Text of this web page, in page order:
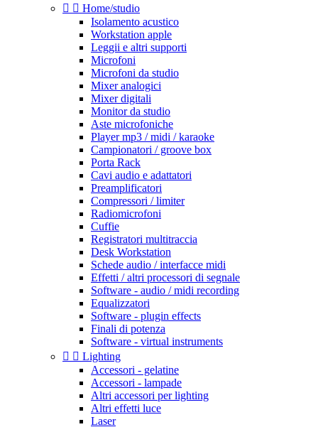
  Home/studio
Isolamento acustico
Workstation apple
Leggii e altri supporti
Microfoni
Microfoni da studio
Mixer analogici
Mixer digitali
Monitor da studio
Aste microfoniche
Player mp3 / midi / karaoke
Campionatori / groove box
Porta Rack
Cavi audio e adattatori
Preamplificatori
Compressori / limiter
Radiomicrofoni
Cuffie
Registratori multitraccia
Desk Workstation
Schede audio / interfacce midi
Effetti / altri processori di segnale
Software - audio / midi recording
Equalizzatori
Software - plugin effects
Finali di potenza
Software - virtual instruments
  Lighting
Accessori - gelatine
Accessori - lampade
Altri accessori per lighting
Altri effetti luce
Laser